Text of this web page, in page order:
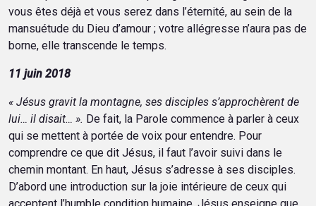
vous êtes déjà et vous serez dans l’éternité, au sein de la
mansuétude du Dieu d’amour ; votre allégresse n’aura pas de
borne, elle transcende le temps.
11 juin 2018
« Jésus gravit la montagne, ses disciples s’approchèrent de
lui… il disait… ». De fait, la Parole commence à parler à ceux
qui se mettent à portée de voix pour entendre. Pour
comprendre ce que dit Jésus, il faut l’avoir suivi dans le
chemin montant. En haut, Jésus s’adresse à ses disciples.
D’abord une introduction sur la joie intérieure de ceux qui